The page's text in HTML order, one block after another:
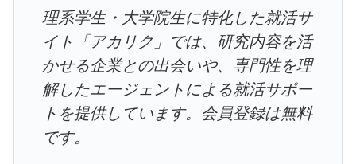
理系学生・大学院生に特化した就活サ
イト「アカリク」では、研究内容を活
かせる企業との出会いや、専門性を理
解したエージェントによる就活サポー
トを提供しています。会員登録は無料
です。